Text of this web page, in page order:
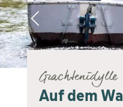
Grachtenidylle
Auf dem